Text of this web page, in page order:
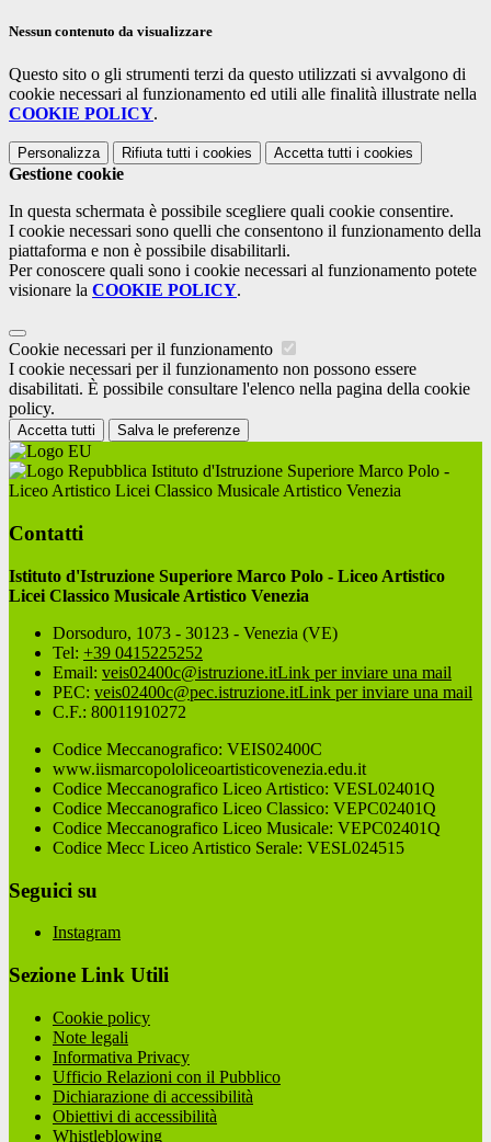
Nessun contenuto da visualizzare
Questo sito o gli strumenti terzi da questo utilizzati si avvalgono di
cookie necessari al funzionamento ed utili alle finalità illustrate nella
COOKIE POLICY.
Personalizza Rifiuta tutti i cookies Accetta tutti i cookies
Gestione cookie
In questa schermata è possibile scegliere quali cookie consentire.
I cookie necessari sono quelli che consentono il funzionamento della
piattaforma e non è possibile disabilitarli.
Per conoscere quali sono i cookie necessari al funzionamento potete
visionare la COOKIE POLICY.
Cookie necessari per il funzionamento
I cookie necessari per il funzionamento non possono essere
disabilitati. È possibile consultare l'elenco nella pagina della cookie
policy.
Accetta tutti Salva le preferenze
Istituto d'Istruzione Superiore Marco Polo -
Liceo Artistico Licei Classico Musicale Artistico Venezia
Contatti
Istituto d'Istruzione Superiore Marco Polo - Liceo Artistico
Licei Classico Musicale Artistico Venezia
Dorsoduro, 1073 - 30123 - Venezia (VE)
Tel: +39 0415225252
Email: veis02400c@istruzione.itLink per inviare una mail
PEC: veis02400c@pec.istruzione.itLink per inviare una mail
C.F.: 80011910272
Codice Meccanografico: VEIS02400C
www.iismarcopololiceoartisticovenezia.edu.it
Codice Meccanografico Liceo Artistico: VESL02401Q
Codice Meccanografico Liceo Classico: VEPC02401Q
Codice Meccanografico Liceo Musicale: VEPC02401Q
Codice Mecc Liceo Artistico Serale: VESL024515
Seguici su
Instagram
Sezione Link Utili
Cookie policy
Note legali
Informativa Privacy
Ufficio Relazioni con il Pubblico
Dichiarazione di accessibilità
Obiettivi di accessibilità
Whistleblowing